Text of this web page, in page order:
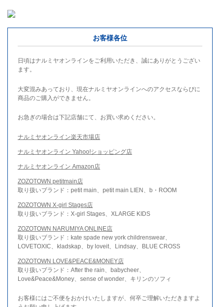
お客様各位
日頃はナルミヤオンラインをご利用いただき、誠にありがとうござい
ます。
大変混みあっており、現在ナルミヤオンラインへのアクセスならびに
商品のご購入ができません。
お急ぎの場合は下記店舗にて、お買い求めください。
ナルミヤオンライン楽天市場店
ナルミヤオンライン Yahoo!ショッピング店
ナルミヤオンライン Amazon店
ZOZOTOWN petitmain店
取り扱いブランド：petit main、petit main LIEN、b・ROOM
ZOZOTOWN X-girl Stages店
取り扱いブランド：X-girl Stages、XLARGE KIDS
ZOZOTOWN NARUMIYA ONLINE店
取り扱いブランド：kate spade new york childrenswear、
LOVETOXIC、kladskap、by loveit、Lindsay、BLUE CROSS
ZOZOTOWN LOVE&PEACE&MONEY店
取り扱いブランド：After the rain、babycheer、
Love&Peace&Money、sense of wonder、キリンのソフィ
お客様にはご不便をおかけいたしますが、何卒ご理解いただきますよ